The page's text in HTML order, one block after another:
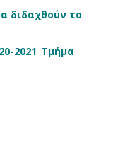
διδαχθούν το
2021_Τμήμα